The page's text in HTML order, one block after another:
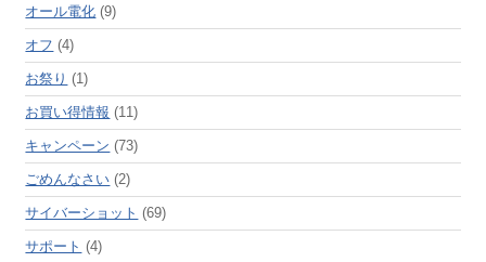
オール電化 (9)
オフ (4)
お祭り (1)
お買い得情報 (11)
キャンペーン (73)
ごめんなさい (2)
サイバーショット (69)
サポート (4)